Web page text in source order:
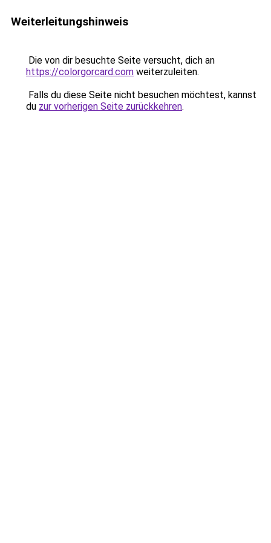
Weiterleitungshinweis
Die von dir besuchte Seite versucht, dich an
https://colorgorcard.com weiterzuleiten.
Falls du diese Seite nicht besuchen möchtest, kannst
du zur vorherigen Seite zurückkehren.